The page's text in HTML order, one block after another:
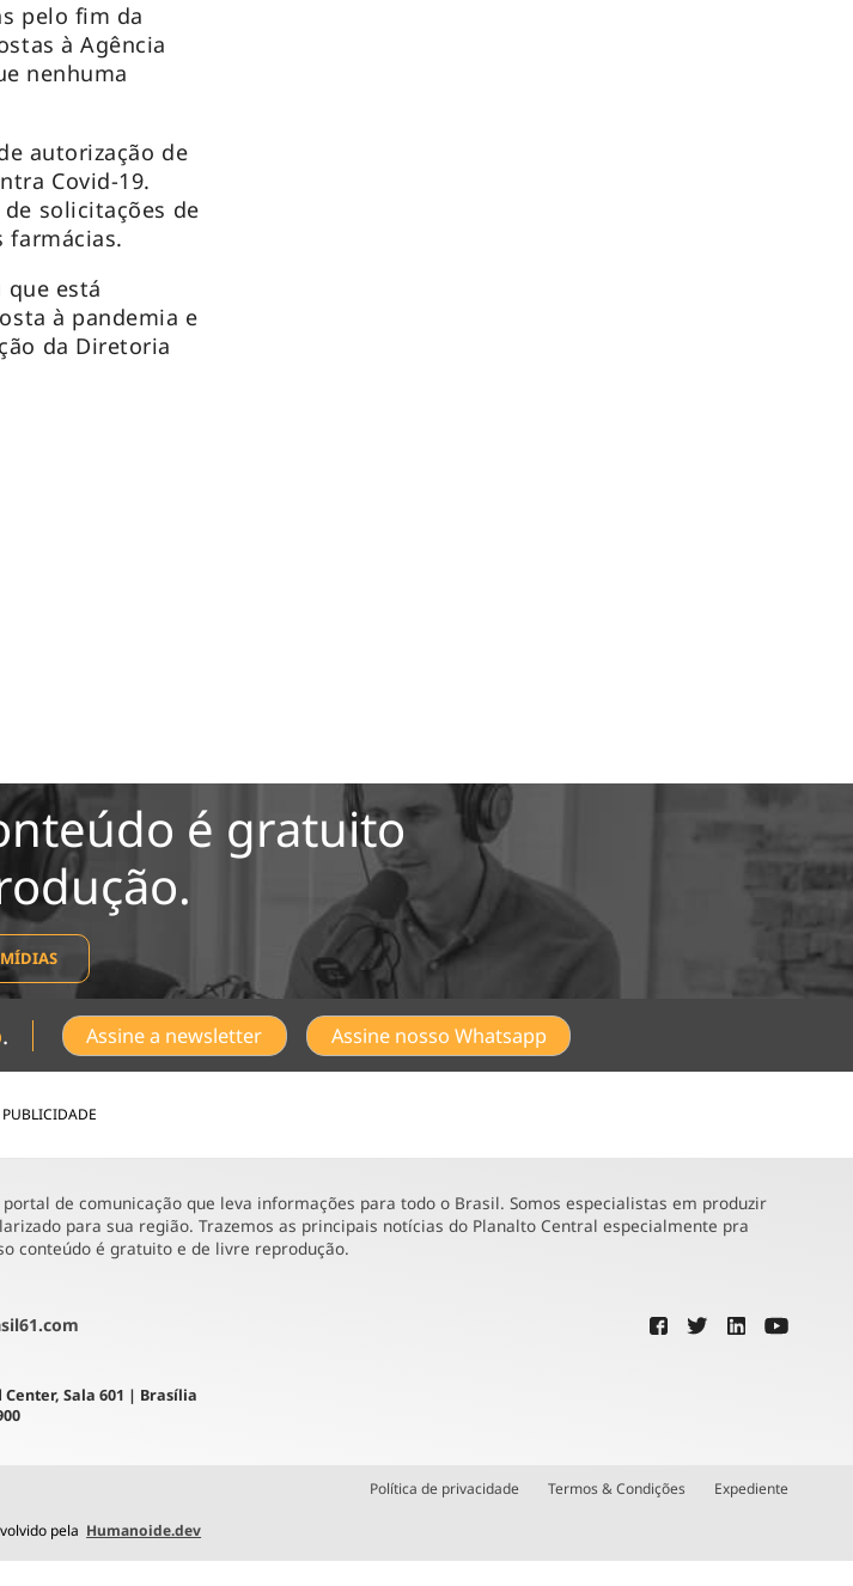
pelo fim da
à Agência
nenhuma
autorização de
Covid-19.
solicitações de
farmácias.
está
à pandemia e
da Diretoria
é gratuito
. Assine a newsletter Assine nosso Whatsapp
PUBLICIDADE
de comunicação que leva informações para todo o Brasil. Somos especialistas em produzir
para sua região. Trazemos as principais notícias do Planalto Central especialmente pra
conteúdo é gratuito e de livre reprodução.
Center, Sala 601 | Brasília
Política de privacidade Termos & Condições Expediente
pela Humanoide.dev